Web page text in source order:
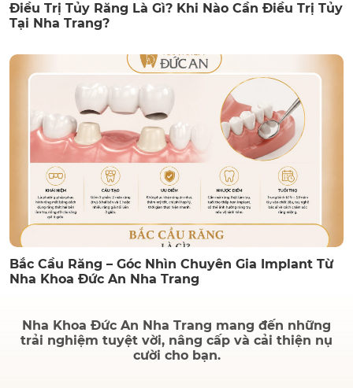
Điều Trị Tủy Răng Là Gì? Khi Nào Cần Điều Trị Tủy
Tại Nha Trang?
Bắc Cầu Răng – Góc Nhìn Chuyên Gia Implant Từ
Nha Khoa Đức An Nha Trang
Nha Khoa Đức An Nha Trang mang đến những
trải nghiệm tuyệt vời, nâng cấp và cải thiện nụ
cười cho bạn.